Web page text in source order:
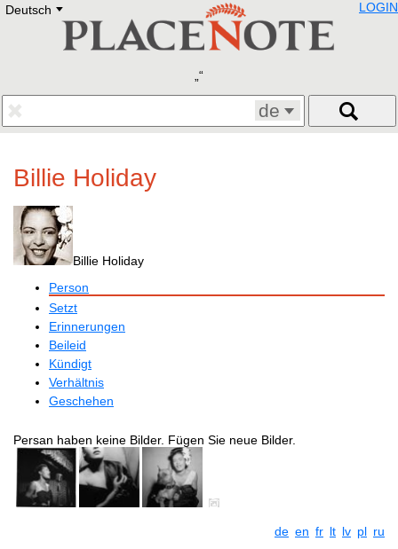
Deutsch E
Deutsch
Francais
Polski
Eestikeelne
LOGIN
de
Billie Holiday
Billie Holiday
Person
Setzt
Erinnerungen
Beileid
Kündigt
Verhältnis
Geschehen
Persan haben keine Bilder. Fügen Sie neue Bilder.
de en fr lt lv pl ru